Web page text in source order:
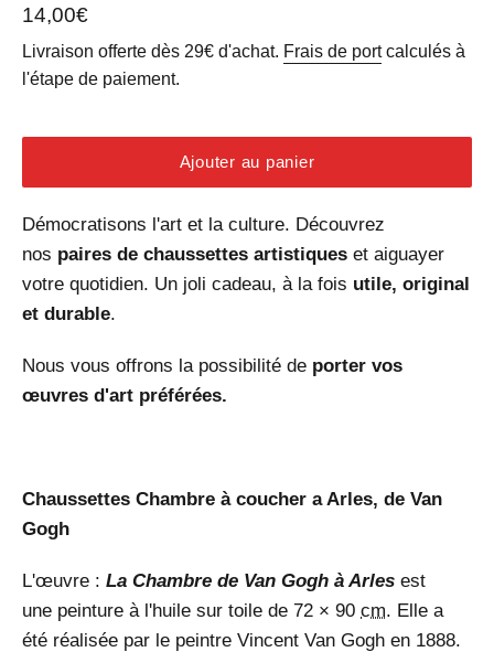
Prix
régulier
14,00€
Livraison offerte dès 29€ d'achat. Frais de portcalculés à
l'étape de paiement.
Ajouter au panier
Démocratisons l'art et la culture. Découvrez
nos paires de chaussettes artistiques et aiguayer
votre quotidien. Un joli cadeau, à la fois utile, original
et durable.
Nous vous offrons la possibilité de porter vos
œuvres d'art préférées.
Chaussettes Chambre à coucher a Arles, de Van
Gogh
L'œuvre : La Chambre de Van Gogh à Arles est
une peinture à l'huile sur toile de 72 × 90 cm. Elle a
été réalisée par le peintre Vincent Van Gogh en 1888.